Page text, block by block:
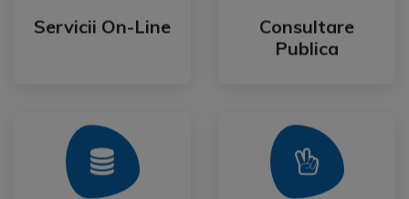
Servicii On-Line
Servicii On-Line
Consultare
Publica
Consultare
Publica
Mai Mult Mai Mult